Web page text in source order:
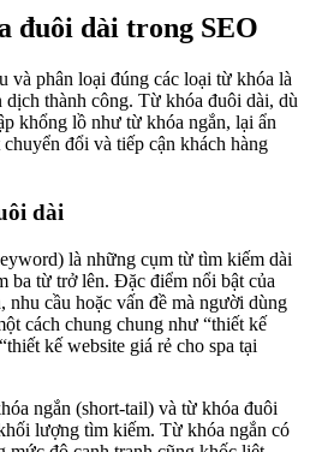
đuôi dài trong SEO
và phân loại đúng các loại từ khóa là
thành công. Từ khóa đuôi dài, dù
khổng lồ như từ khóa ngắn, lại ẩn
đổi và tiếp cận khách hàng
dài
là những cụm từ tìm kiếm dài
ba từ trở lên. Đặc điểm nổi bật của
nhu cầu hoặc vấn đề mà người dùng
cách chung chung như “thiết kế
kế website giá rẻ cho spa tại
ngắn (short-tail) và từ khóa đuôi
lượng tìm kiếm. Từ khóa ngắn có